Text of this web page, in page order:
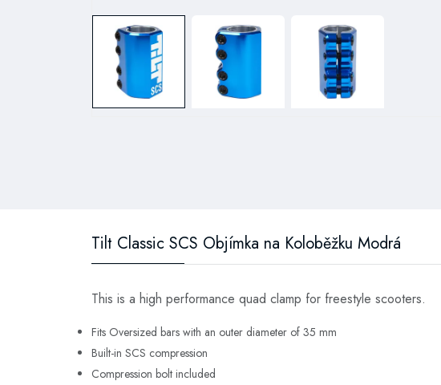
Tilt Classic SCS Objímka na Koloběžku Modrá
This is a high performance quad clamp for freestyle scooters.
Fits Oversized bars with an outer diameter of 35 mm
Built-in SCS compression
Compression bolt included